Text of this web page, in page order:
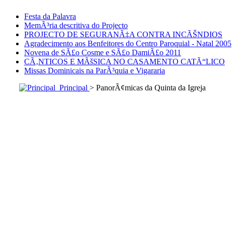
Festa da Palavra
MemÃ³ria descritiva do Projecto
PROJECTO DE SEGURANÃ‡A CONTRA INCÃŠNDIOS
Agradecimento aos Benfeitores do Centro Paroquial - Natal 2005
Novena de SÃ£o Cosme e SÃ£o DamiÃ£o 2011
CÃ‚NTICOS E MÃšSICA NO CASAMENTO CATÃ“LICO
Missas Dominicais na ParÃ³quia e Vigararia
Principal > PanorÃ¢micas da Quinta da Igreja